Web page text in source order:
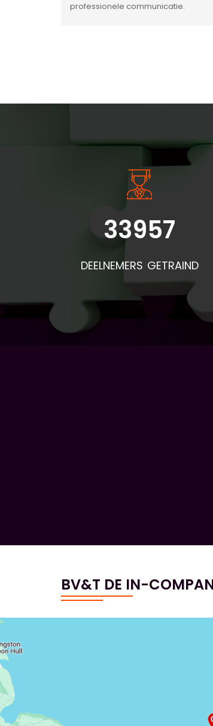
professionele communicatie.
33957
DEELNEMERS GETRAIND
BV&T DE IN-